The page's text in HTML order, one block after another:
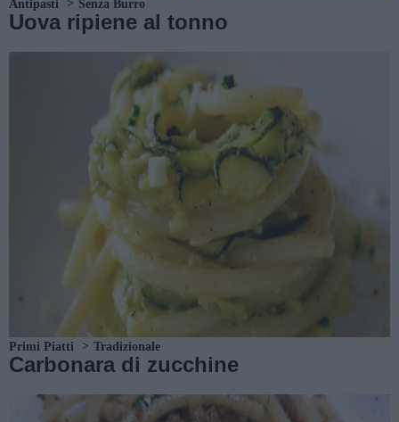
Antipasti Senza Burro
Uova ripiene al tonno
Primi Piatti Tradizionale
Carbonara di zucchine